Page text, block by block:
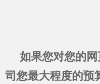
如果您对您的
司您最大程度的预